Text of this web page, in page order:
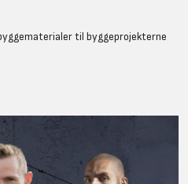
til byggeprojekterne